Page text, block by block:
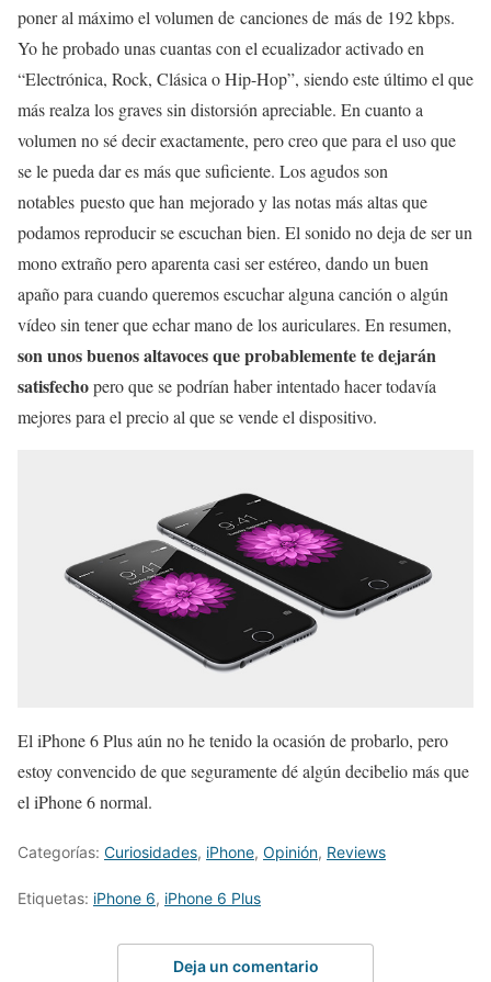
poner al máximo el volumen de canciones de más de 192 kbps.
Yo he probado unas cuantas con el ecualizador activado en
“Electrónica, Rock, Clásica o Hip-Hop”, siendo este último el que
más realza los graves sin distorsión apreciable. En cuanto a
volumen no sé decir exactamente, pero creo que para el uso que
se le pueda dar es más que suficiente. Los agudos son
notables puesto que han mejorado y las notas más altas que
podamos reproducir se escuchan bien. El sonido no deja de ser un
mono extraño pero aparenta casi ser estéreo, dando un buen
apaño para cuando queremos escuchar alguna canción o algún
vídeo sin tener que echar mano de los auriculares. En resumen,
son unos buenos altavoces que probablemente te dejarán
satisfechopero que se podrían haber intentado hacer todavía
mejores para el precio al que se vende el dispositivo.
El iPhone 6 Plus aún no he tenido la ocasión de probarlo, pero
estoy convencido de que seguramente dé algún decibelio más que
el iPhone 6 normal.
Categorías: Curiosidades, iPhone, Opinión, Reviews
Etiquetas: iPhone 6, iPhone 6 Plus
Deja un comentario